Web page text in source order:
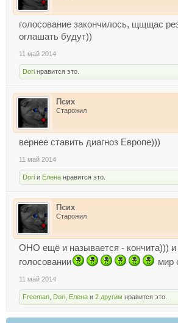
голосование закончилось, щщщас
оглашать будут))
11 май 2014
Dori нравится это.
Псих
Старожил
вернее ставить диагноз Европе)))
11 май 2014
Dori и Елена нравится это.
Псих
Старожил
ОНО ещё и называется - кончита))) и
голосовании
мир
11 май 2014
Freeman Dori Елена и 2 другим нравится это.